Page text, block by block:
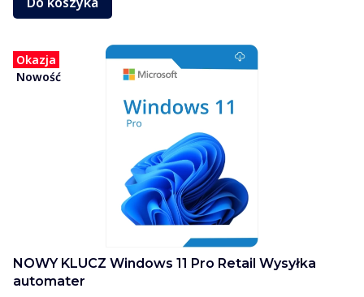
Okazja
Nowość
NOWY KLUCZ Windows 11 Pro Retail Wysyłka
automater